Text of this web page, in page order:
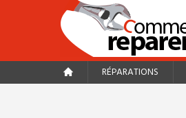
RÉPARATIONS